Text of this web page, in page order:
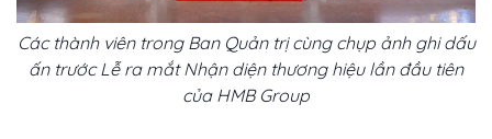
Các thành viên trong Ban Quản trị cùng chụp ảnh ghi dấu
ấn trước Lễ ra mắt Nhận diện thương hiệu lần đầu tiên
của HMB Group